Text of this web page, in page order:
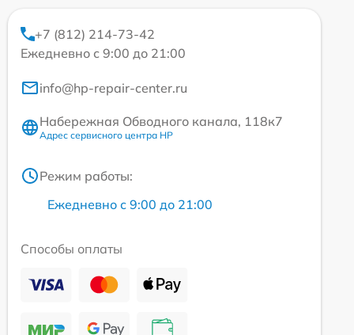
+7 (812) 214-73-42
Ежедневно с 9:00 до 21:00
info@hp-repair-center.ru
Набережная Обводного канала, 118к7
Адрес сервисного центра HP
Режим работы:
Ежедневно с 9:00 до 21:00
Способы оплаты